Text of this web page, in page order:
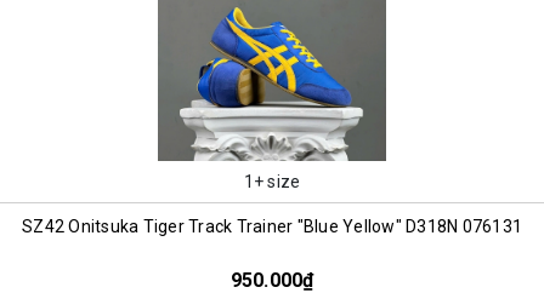
1+ size
SZ42 Onitsuka Tiger Track Trainer "Blue Yellow" D318N 076131
950.000₫